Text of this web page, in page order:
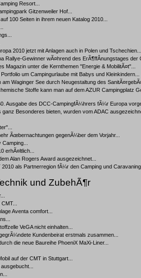
Resort...
Gitzenweiler Hof...
100 Seiten in ihrem neuen Katalog 2010...
2010 jetzt mit Anlagen auch in Polen und Tschechien...
Rallye-Gewinner wÃ¤hrend des ErÃ¶ffÂ­nungstages der
Magazin unter die Kernthemen "Energie & MobilitÃ¤t"...
um Campingurlaube mit Babys und Kleinkindern...
Waginger See durch Neugestaltung des
Stoffe kann man auf dem AZUR Campingplatz
Ausgabe des DCC-CampingfÃ¼hrers fÃ¼r Europa
Besonderes bieten, wurden vom ADAC
Ãœbernachtungen gegenÃ¼ber dem Vorjahr...
erhÃ¤ltlich...
Alan Rogers Award ausgezeichnet...
als Partnerregion fÃ¼r den Camping und
und ZubehÃ¶r
Aventa comfort...
VeGA nicht einhalten...
Kundenbeirat erstmals zusammen...
die neue Baureihe PhoeniX MaXi-Liner...
auf der CMT in Stuttgart...